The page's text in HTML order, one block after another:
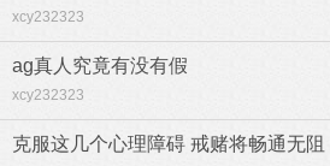
xcy232323
ag真人究竟有没有假
xcy232323
克服这几个心理障碍 戒赌将畅通无阻